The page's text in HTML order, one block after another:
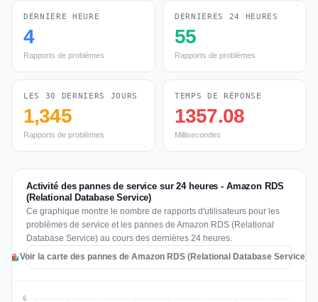
DERNIÈRE HEURE
4
Rapports de problèmes
DERNIÈRES 24 HEURES
55
Rapports de problèmes
LES 30 DERNIERS JOURS
1,345
Rapports de problèmes
TEMPS DE RÉPONSE
1357.08
Millisecondes
Activité des pannes de service sur 24 heures - Amazon RDS
(Relational Database Service)
Ce graphique montre le nombre de rapports d'utilisateurs pour les
problèmes de service et les pannes de Amazon RDS (Relational
Database Service) au cours des dernières 24 heures.
Voir la carte des pannes de Amazon RDS (Relational Database Service)